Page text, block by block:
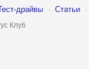
драйвы · Статьи ·
Клуб